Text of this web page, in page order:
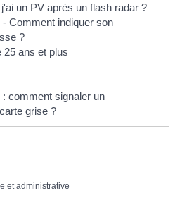
un PV après un flash radar ?
Comment indiquer son
?
25 ans et plus
comment signaler un
grise ?
et administrative